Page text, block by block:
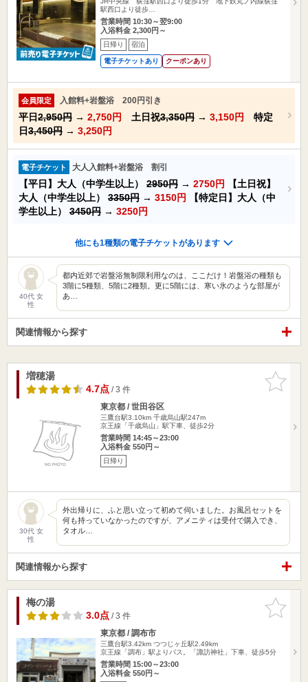
駅西口より徒歩…
営業時間 10:30～翌9:00
入浴料金 2,300円～
日帰り 宿泊
電子チケットあり クーポンあり
会員限定 入館料+岩盤浴 200円引き
平日2,950円 → 2,750円 土日祝3,350円 → 3,150円
特定
日3,450円 → 3,250円
電子チケット 大人入館料+岩盤浴 割引
【平日】大人（中学生以上） 2950円 → 2750円
【土日祝】
大人（中学生以上） 3350円 → 3150円
【特定日】大人（中
学生以上） 3450円 → 3250円
他にも1種類の電子チケットがあります
40代 女
性
都内近郊で岩盤浴無制限利用なのは、ここだけ！岩盤浴の種類も
3階に5種類、5階に2種類。更に5階には、寒い氷のような部屋が
あ…
関連情報から探す
お気に入
りに追加
増穂湯
4.7点/ 3 件
東京都 / 世田谷区
三鷹台駅3.10km 千歳烏山駅247m
京王線「千歳烏山」駅下車、徒歩2分
営業時間 14:45～23:00
入浴料金 550円～
日帰り
30代 女
性
外出帰りに、ふと思い立って初めて伺いました。お風呂セットを
何も持っていなかったのですが、アメニティは受付で購入でき、
タオル…
関連情報から探す
お気に入
りに追加
梅の湯
3.0点/ 3 件
東京都 / 調布市
三鷹台駅3.42km つつじヶ丘駅2.49km
京王線「調布」駅よりバス。「諏訪神社」下車、徒歩5分
営業時間 15:00～23:00
入浴料金 550円～